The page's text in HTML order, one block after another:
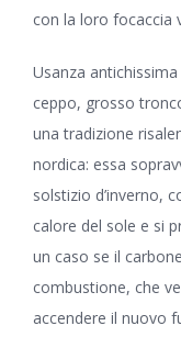
con la loro focaccia
Usanza
ceppo, grosso
una tradizione
nordica: essa
solstizio d’inverno,
calore del sole e si
un caso se il
combustione, che
accendere il nuovo